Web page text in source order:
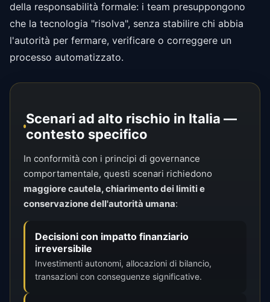
della responsabilità formale: i team presuppongono
che la tecnologia "risolva", senza stabilire chi abbia
l'autorità per fermare, verificare o correggere un
processo automatizzato.
Scenari ad alto rischio in Italia —
contesto specifico
In conformità con i principi di governance
comportamentale, questi scenari richiedono
maggiore cautela, chiarimento dei limiti e
conservazione dell'autorità umana:
Decisioni con impatto finanziario
irreversibile
Investimenti autonomi, allocazioni di bilancio,
transazioni con conseguenze significative.